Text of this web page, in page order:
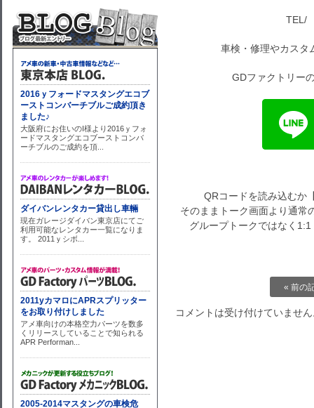
TEL/
車検・修理やカスタ
GDファクトリー
QRコードを読み込むか
そのままトーク画面より通常
グループトークではなく
« 前の
コメントは受け付けていませ